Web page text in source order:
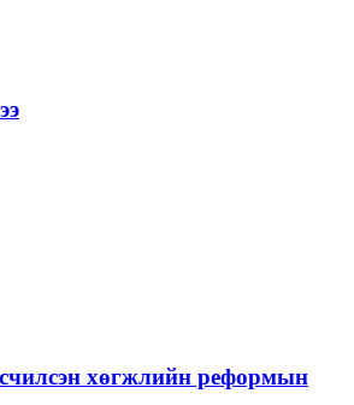
хөгжлийн реформын